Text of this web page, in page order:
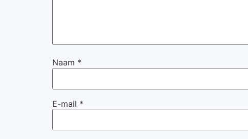
Naam *
E-mail *